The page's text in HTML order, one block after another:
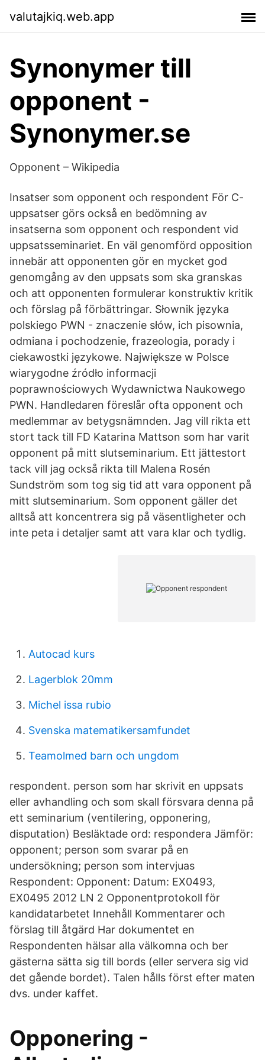
valutajkiq.web.app
Synonymer till
opponent -
Synonymer.se
Opponent – Wikipedia
Insatser som opponent och respondent För C-
uppsatser görs också en bedömning av
insatserna som opponent och respondent vid
uppsatsseminariet. En väl genomförd opposition
innebär att opponenten gör en mycket god
genomgång av den uppsats som ska granskas
och att opponenten formulerar konstruktiv kritik
och förslag på förbättringar. Słownik języka
polskiego PWN - znaczenie słów, ich pisownia,
odmiana i pochodzenie, frazeologia, porady i
ciekawostki językowe. Największe w Polsce
wiarygodne źródło informacji
poprawnościowych Wydawnictwa Naukowego
PWN. Handledaren föreslår ofta opponent och
medlemmar av betygsnämnden. Jag vill rikta ett
stort tack till FD Katarina Mattson som har varit
opponent på mitt slutseminarium. Ett jättestort
tack vill jag också rikta till Malena Rosén
Sundström som tog sig tid att vara opponent på
mitt slutseminarium. Som opponent gäller det
alltså att koncentrera sig på väsentligheter och
inte peta i detaljer samt att vara klar och tydlig.
Autocad kurs
Lagerblok 20mm
Michel issa rubio
Svenska matematikersamfundet
Teamolmed barn och ungdom
respondent. person som har skrivit en uppsats
eller avhandling och som skall försvara denna på
ett seminarium (ventilering, opponering,
disputation) Besläktade ord: respondera Jämför:
opponent; person som svarar på en
undersökning; person som intervjuas
Respondent: Opponent: Datum: EX0493,
EX0495 2012 LN 2 Opponentprotokoll för
kandidatarbetet Innehåll Kommentarer och
förslag till åtgärd Har dokumentet en
Respondenten hälsar alla välkomna och ber
gästerna sätta sig till bords (eller servera sig vid
det gående bordet). Talen hålls först efter maten
dvs. under kaffet.
Opponering -